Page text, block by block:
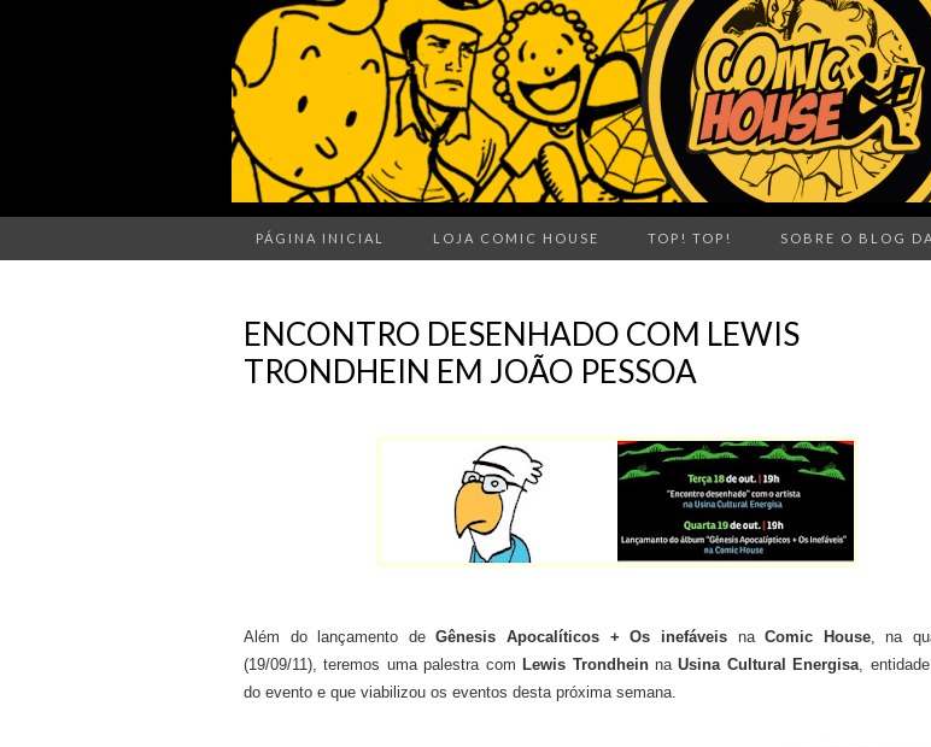
PÁGINA INICIAL LOJA COMIC HOUSE TOP! TOP! SOBRE O BLOG
ENCONTRO DESENHADO COM LEWIS
TRONDHEIN EM JOÃO PESSOA
Além do lançamento deGênesis Apocalíticos + Os inefáveis naComic House, na
(19/09/11), teremos uma palestra com Lewis TrondheinnaUsina Cultural Energisa,
do evento e que viabilizou os eventos desta próxima semana.